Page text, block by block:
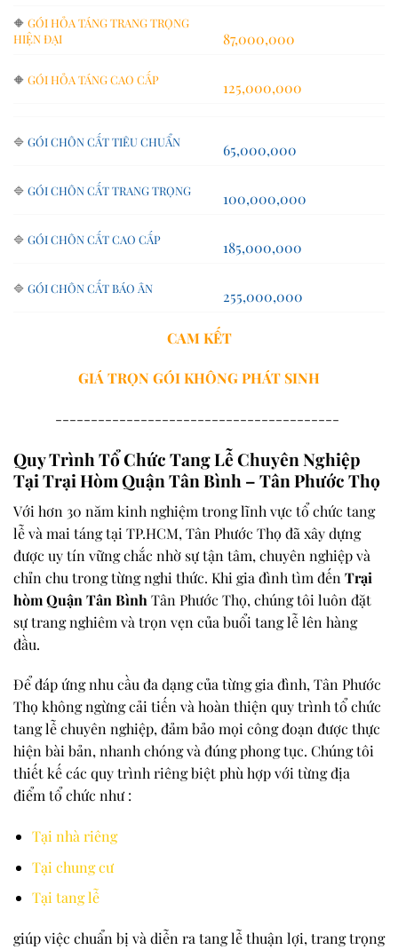
🔶 GÓI HỎA TÁNG TRANG TRỌNG
HIỆN ĐẠI
87,000,000
🔶 GÓI HỎA TÁNG CAO CẤP 125,000,000
🔷 GÓI CHÔN CẤT TIÊU CHUẨN 65,000,000
🔷 GÓI CHÔN CẤT TRANG TRỌNG 100,000,000
🔷 GÓI CHÔN CẤT CAO CẤP 185,000,000
🔷 GÓI CHÔN CẤT BÁO ÂN 255,000,000
CAM KẾT
GIÁ TRỌN GÓIKHÔNG PHÁT SINH
----------------------------------------
Quy Trình Tổ Chức Tang Lễ Chuyên Nghiệp
Tại Trại Hòm Quận Tân Bình – Tân Phước Thọ
Với hơn 30 năm kinh nghiệm trong lĩnh vực tổ chức tang
lễ và mai táng tại TP.HCM, Tân Phước Thọ đã xây dựng
được uy tín vững chắc nhờ sự tận tâm, chuyên nghiệp và
chỉn chu trong từng nghi thức. Khi gia đình tìm đến Trại
hòm Quận Tân Bình Tân Phước Thọ, chúng tôi luôn đặt
sự trang nghiêm và trọn vẹn của buổi tang lễ lên hàng
đầu.
Để đáp ứng nhu cầu đa dạng của từng gia đình, Tân Phước
Thọ không ngừng cải tiến và hoàn thiện quy trình tổ chức
tang lễ chuyên nghiệp, đảm bảo mọi công đoạn được thực
hiện bài bản, nhanh chóng và đúng phong tục. Chúng tôi
thiết kế các quy trình riêng biệt phù hợp với từng địa
điểm tổ chức như :
Tại nhà riêng
Tại chung cư
Tại tang lễ
giúp việc chuẩn bị và diễn ra tang lễ thuận lợi, trang trọng